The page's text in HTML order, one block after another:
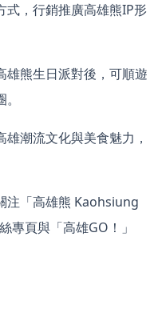
式，行銷推廣高雄熊IP形
雄熊生日派對後，可順遊
潮流文化與美食魅力，
注「高雄熊 Kaohsiung
專頁與「高雄GO！」